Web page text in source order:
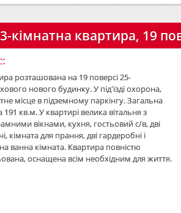
кімнатна квартира, 19
розташована на 19 поверсі 25-
нового будинку. У під'їзді охорона,
місце в підземному паркінгу. Загальна
кв.м. У квартирі велика вітальня з
вікнами, кухня, гостьовий с/в, дві
кімната для прання, дві гардеробні і
ванна кімната. Квартира повністю
оснащена всім необхідним для життя.